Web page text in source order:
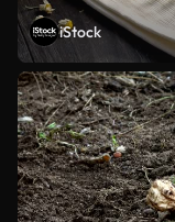
iStock